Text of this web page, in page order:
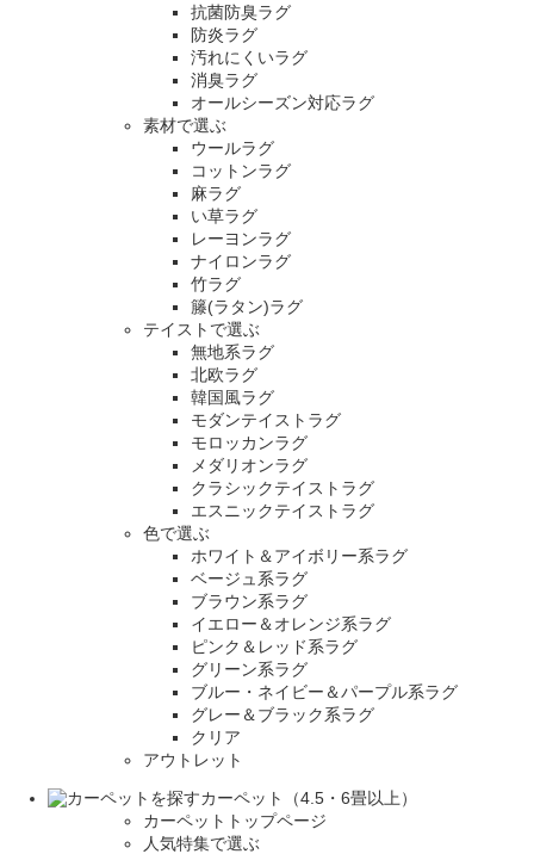
抗菌防臭ラグ
防炎ラグ
汚れにくいラグ
消臭ラグ
オールシーズン対応ラグ
素材で選ぶ
ウールラグ
コットンラグ
麻ラグ
い草ラグ
レーヨンラグ
ナイロンラグ
竹ラグ
籐(ラタン)ラグ
テイストで選ぶ
無地系ラグ
北欧ラグ
韓国風ラグ
モダンテイストラグ
モロッカンラグ
メダリオンラグ
クラシックテイストラグ
エスニックテイストラグ
色で選ぶ
ホワイト＆アイボリー系ラグ
ベージュ系ラグ
ブラウン系ラグ
イエロー＆オレンジ系ラグ
ピンク＆レッド系ラグ
グリーン系ラグ
ブルー・ネイビー＆パープル系ラグ
グレー＆ブラック系ラグ
クリア
アウトレット
カーペット（4.5・6畳以上）
カーペットトップページ
人気特集で選ぶ